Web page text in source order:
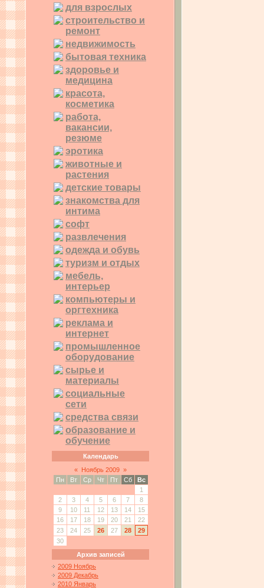
для взрослых
строительство и
ремонт
недвижимость
бытовая техника
здоровье и
медицина
красота,
косметика
работа,
вакансии,
резюме
эротика
животные и
растения
детские товары
знакомства для
интима
софт
развлечения
одежда и обувь
туризм и отдых
мебель,
интерьер
компьютеры и
оргтехника
реклама и
интернет
промышленное
оборудование
сырье и
материалы
социальные
сети
средства связи
образование и
обучение
Календарь
« Ноябрь 2009 »
Пн
Вт Ср Чт Пт Сб
Вс
1
2
3 4 5 6 7
8
9
10 11 12 13 14
15
16
17 18 19 20 21
22
23
24 25 26 27 28
29
30
Архив записей
2009 Ноябрь
2009 Декабрь
2010 Январь